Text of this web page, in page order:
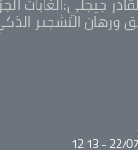
ورهان التشجير
22/07/